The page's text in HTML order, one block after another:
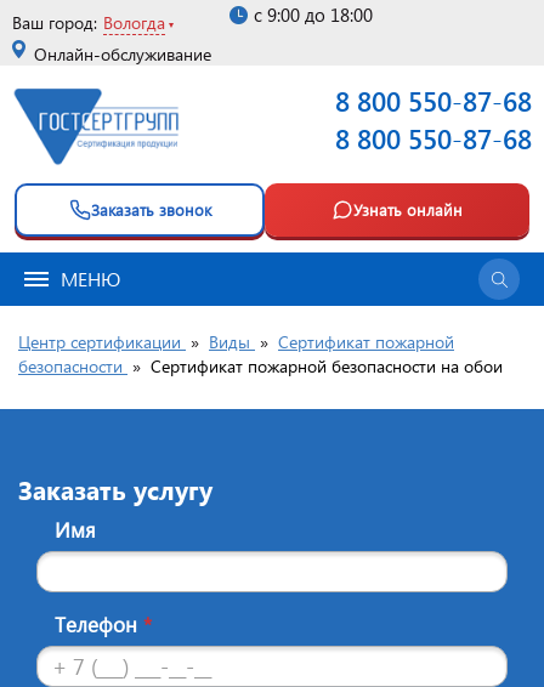
Ваш город: Вологда
Онлайн-обслуживание
с 9:00 до 18:00
8 800 550-87-68
8 800 550-87-68
Заказать звонок Узнать онлайн
МЕНЮ
Центр сертификации » Виды » Сертификат пожарной
безопасности » Сертификат пожарной безопасности на обои
Заказать услугу
Имя
Телефон *